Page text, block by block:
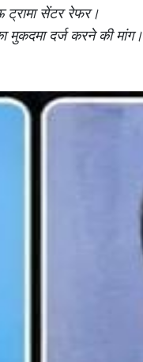
ट्रामा सेंटर रेफर।
मुकदमा दर्ज करने की मांग।